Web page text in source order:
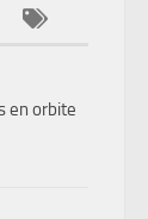
en orbite